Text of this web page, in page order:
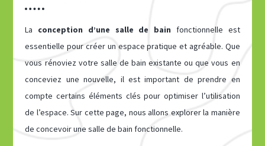
La conception d’une salle de bain
fonctionnelle est
essentielle pour créer un espace pratique et agréable. Que
vous rénoviez votre salle de bain existante ou que vous en
conceviez une nouvelle, il est important de prendre en
compte certains éléments clés pour optimiser l’utilisation
de l’espace. Sur cette page, nous allons explorer la manière
de concevoir une salle de bain fonctionnelle.